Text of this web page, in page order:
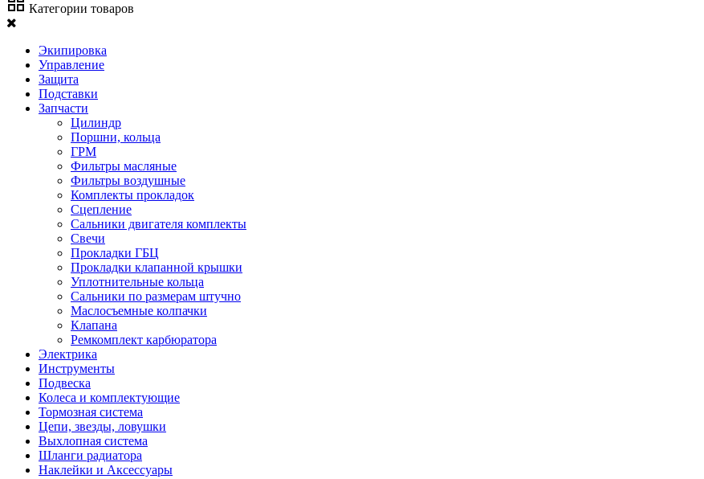
Категории товаров
Экипировка
Управление
Защита
Подставки
Запчасти
Цилиндр
Поршни, кольца
ГРМ
Фильтры масляные
Фильтры воздушные
Комплекты прокладок
Сцепление
Сальники двигателя комплекты
Свечи
Прокладки ГБЦ
Прокладки клапанной крышки
Уплотнительные кольца
Сальники по размерам штучно
Маслосъемные колпачки
Клапана
Ремкомплект карбюратора
Электрика
Инструменты
Подвеска
Колеса и комплектующие
Тормозная система
Цепи, звезды, ловушки
Выхлопная система
Шланги радиатора
Наклейки и Аксессуары